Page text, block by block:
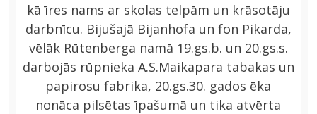
kā īres nams ar skolas telpām un krāsotāju
darbnīcu. Bijušajā Bijanhofa un fon Pikarda,
vēlāk Rūtenberga namā 19.gs.b. un 20.gs.s.
darbojās rūpnieka A.S.Maikapara tabakas un
papirosu fabrika, 20.gs.30. gados ēka
nonāca pilsētas īpašumā un tika atvērta